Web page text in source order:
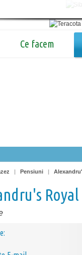
Ce facem
| Pensiuni |
Royal